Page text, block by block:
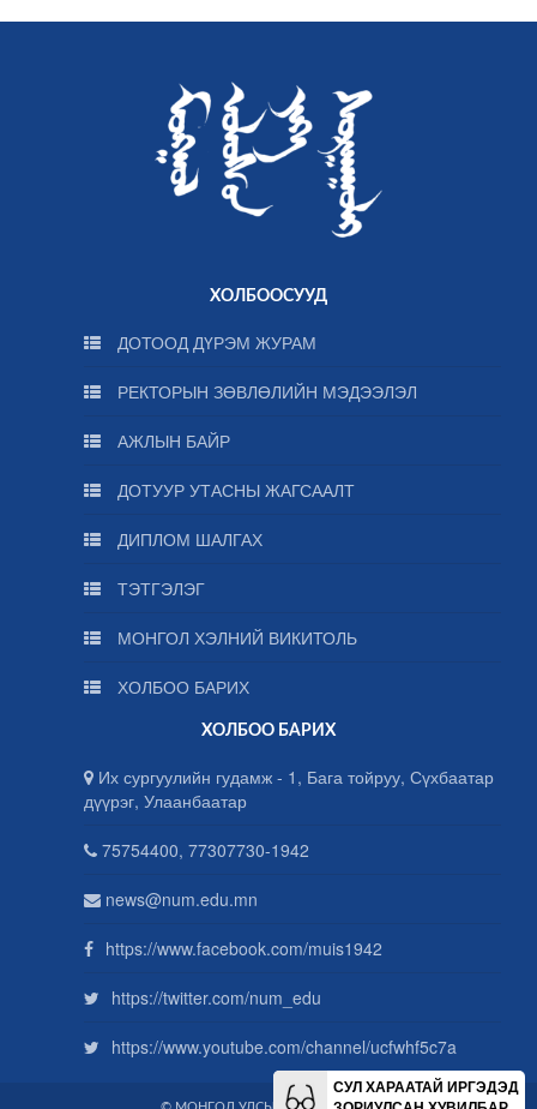
ХОЛБООСУУД
ДОТООД ДҮРЭМ ЖУРАМ
РЕКТОРЫН ЗӨВЛӨЛИЙН МЭДЭЭЛЭЛ
АЖЛЫН БАЙР
ДОТУУР УТАСНЫ ЖАГСААЛТ
ДИПЛОМ ШАЛГАХ
ТЭТГЭЛЭГ
МОНГОЛ ХЭЛНИЙ ВИКИТОЛЬ
ХОЛБОО БАРИХ
ХОЛБОО БАРИХ
Их сургуулийн гудамж - 1, Бага тойруу, Сүхбаатар
дүүрэг, Улаанбаатар
75754400, 77307730-1942
news@num.edu.mn
https://www.facebook.com/muis1942
https://twitter.com/num_edu
https://www.youtube.com/channel/ucfwhf5c7a
СУЛ ХАРААТАЙ ИРГЭДЭД